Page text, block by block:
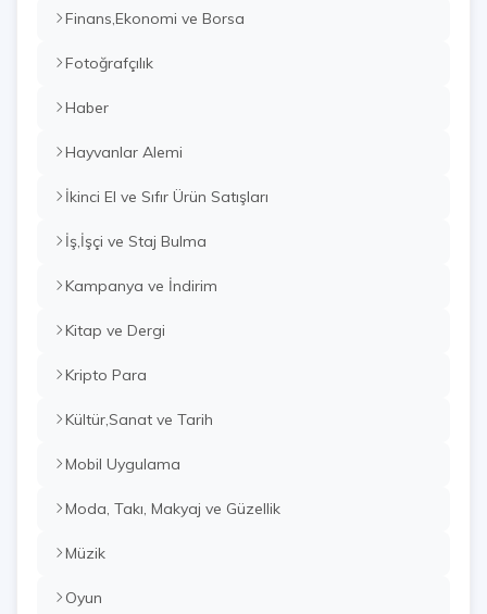
Finans,Ekonomi ve Borsa
Fotoğrafçılık
Haber
Hayvanlar Alemi
İkinci El ve Sıfır Ürün Satışları
İş,İşçi ve Staj Bulma
Kampanya ve İndirim
Kitap ve Dergi
Kripto Para
Kültür,Sanat ve Tarih
Mobil Uygulama
Moda, Takı, Makyaj ve Güzellik
Müzik
Oyun